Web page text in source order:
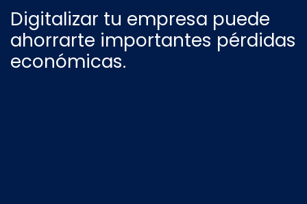
Digitalizar tu empresa puede
ahorrarte importantes pérdidas
económicas.